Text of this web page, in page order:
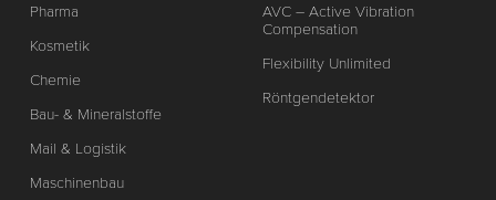
Pharma
Kosmetik
Chemie
Bau- & Mineralstoffe
Mail & Logistik
Maschinenbau
AVC – Active Vibration
Compensation
Flexibility Unlimited
Röntgendetektor